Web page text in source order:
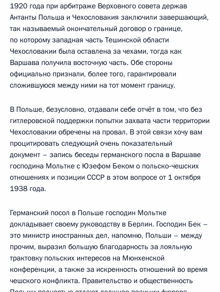
1920 года при арбитраже Верховного совета держав
Антанты Польша и Чехословакия заключили завершающий,
так называемый окончательный договор о границе,
по которому западная часть Тешинской области
Чехословакии была оставлена за чехами, тогда как
Варшава получила восточную часть. Обе стороны
официально признали, более того, гарантировали
сложившуюся между ними на тот момент границу.
В Польше, безусловно, отдавали себе отчёт в том, что без
гитлеровской поддержки попытки захвата части территории
Чехословакии обречены на провал. В этой связи хочу вам
процитировать следующий очень показательный
документ – запись беседы германского посла в Варшаве
господина Мольтке с Юзефом Беком о польско‑чешских
отношениях и позиции СССР в этом вопросе от 1 октября
1938 года.
Германский посол в Польше господин Мольтке
докладывает своему руководству в Берлин. Господин Бек –
это министр иностранных дел, напомню, Польши – между
прочим, выразил большую благодарность за лояльную
трактовку польских интересов на Мюнхенской
конференции, а также за искренность отношений во время
чешского конфликта. Правительство и общественность